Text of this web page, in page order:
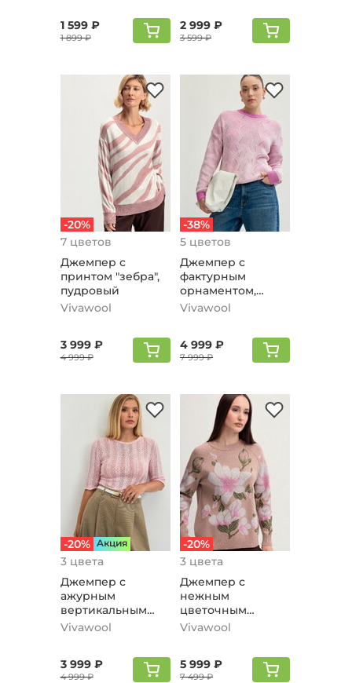
1 599 ₽
1 899 ₽
2 999 ₽
3 599 ₽
-20%
7 цветов
Джемпер с
принтом "зебра",
пудровый
Vivawool
3 999 ₽
4 999 ₽
-38%
5 цветов
Джемпер с
фактурным
орнаментом,
розовый
Vivawool
4 999 ₽
7 999 ₽
-20% Aкция
3 цвета
Джемпер с
ажурным
вертикальным
рисунком,
Vivawool
3 999 ₽
4 999 ₽
-20%
3 цвета
Джемпер с
нежным
цветочным
орнаментом,
Vivawool
5 999 ₽
7 499 ₽